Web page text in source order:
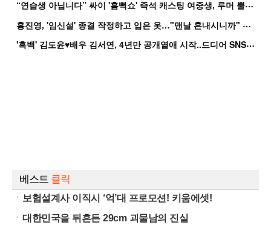
“
연습생 아닙니다” 싸이 '흠뻑쇼' 즉석 캐스팅 여중생, 루머 뿔났다[Oh!쎈 이...
홍
진영, '임신설' 종결 작정하고 입은 옷…"맨날 혼내시니까" 억울
'
흑백' 김도윤♥배우 김서연, 4년만 공개열애 시작..드디어 SNS에 노출 [핫피...